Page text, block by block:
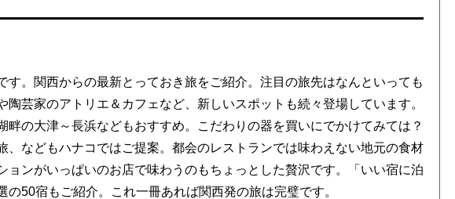
す。関西からの最新とっておき旅をご紹介。注目の旅先はなんといっても
芸家のアトリエ＆カフェなど、新しいスポットも続々登場しています。
畔の大津～長浜などもおすすめ。こだわりの器を買いにでかけてみては？
、などもハナコではご提案。都会のレストランでは味わえない地元の食材
ョンがいっぱいのお店で味わうのもちょっとした贅沢です。「いい宿に泊
の50宿もご紹介。これ一冊あれば関西発の旅は完璧です。